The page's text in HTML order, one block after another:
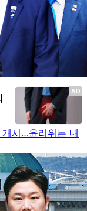
개시…윤리위는 내